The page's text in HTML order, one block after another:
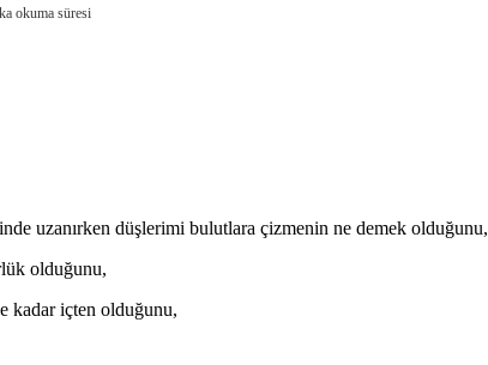
okuma süresi
uzanırken düşlerimi bulutlara çizmenin ne demek olduğunu,
olduğunu,
kadar içten olduğunu,